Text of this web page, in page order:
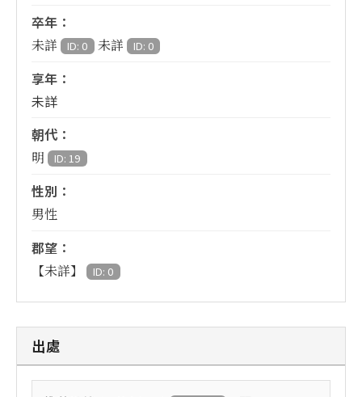
卒年：
未詳 ID: 0 未詳 ID: 0
享年：
未詳
朝代：
明 ID: 19
性別：
男性
郡望：
【未詳】 ID: 0
出處